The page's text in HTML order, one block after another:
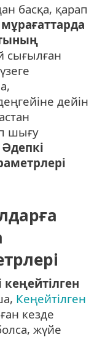
басқа, қарап
сығылған
дейін
шығу
Әдепкі
Кеңейтілген
кезде
жүйе